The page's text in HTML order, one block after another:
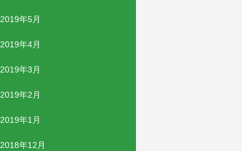
2019年5月
2019年4月
2019年3月
2019年2月
2019年1月
2018年12月